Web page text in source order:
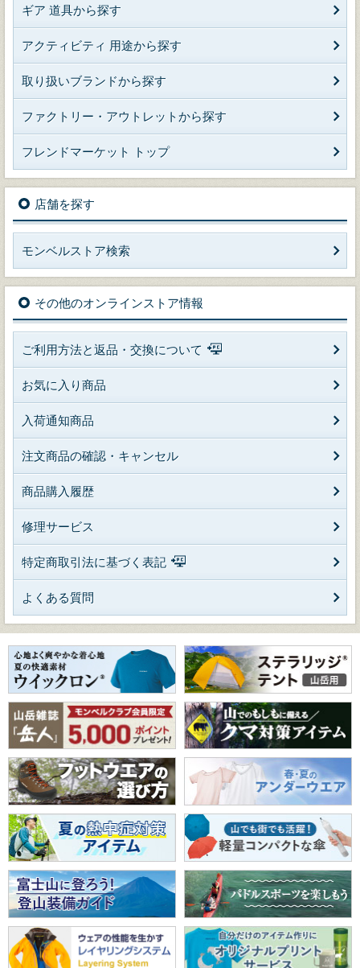
ギア 道具から探す
アクティビティ 用途から探す
取り扱いブランドから探す
ファクトリー・アウトレットから探す
フレンドマーケット トップ
店舗を探す
モンベルストア検索
その他のオンラインストア情報
ご利用方法と返品・交換について
お気に入り商品
入荷通知商品
注文商品の確認・キャンセル
商品購入履歴
修理サービス
特定商取引法に基づく表記
よくある質問